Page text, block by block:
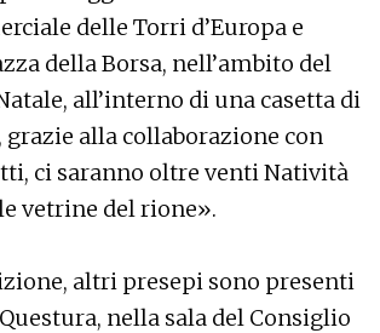
delle Torri d’Europa e
della Borsa, nell’ambito del
all’interno di una casetta di
alla collaborazione con
ci saranno oltre venti Natività
vetrine del rione».
altri presepi sono presenti
nella sala del Consiglio